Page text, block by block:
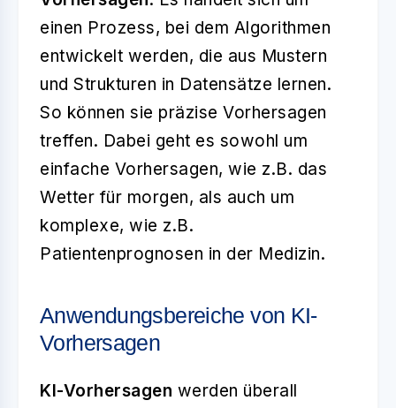
einen Prozess, bei dem Algorithmen
entwickelt werden, die aus Mustern
und Strukturen in Datensätze lernen.
So können sie präzise Vorhersagen
treffen. Dabei geht es sowohl um
einfache Vorhersagen, wie z.B. das
Wetter für morgen, als auch um
komplexe, wie z.B.
Patientenprognosen in der Medizin.
Anwendungsbereiche von KI-
Vorhersagen
KI-Vorhersagen werden überall